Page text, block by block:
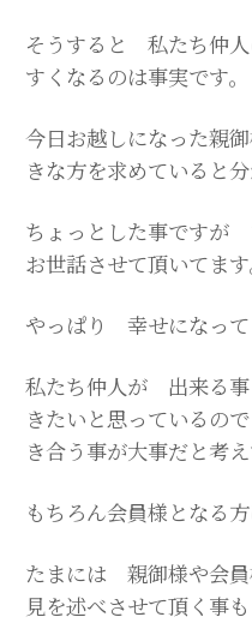
そうすると 私たち仲
すくなるのは事実です。
今日お越しになった親
きな方を求めていると分
ちょっとした事ですが
お世話させて頂いてます
やっぱり 幸せになって
私たち仲人が 出来る事
きたいと思っているの
き合う事が大事だと考え
もちろん会員様となる
たまには 親御様や会
見を述べさせて頂く事も